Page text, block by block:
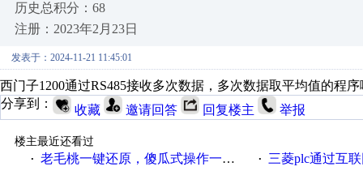
历史总积分：68
注册：2023年2月23日
发表于：2024-11-21 11:45:01
西门子1200通过RS485接收多次数据，多次数据取平均值的程
分享到：
收藏 邀请回答 回复楼主 举报
楼主最近还看过
· 老毛桃一键还原，傻瓜式操作一键轻松备份还原；程序为向导式安装，一键即可实现自动备份或还原系统。 · 三菱plc通过互联网实现plc